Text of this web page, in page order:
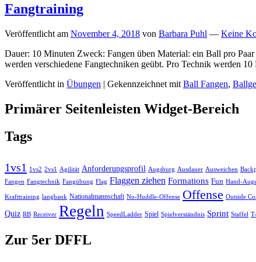
Fangtraining
Veröffentlicht am November 4, 2018 von Barbara Puhl — Keine
Dauer: 10 Minuten Zweck: Fangen üben Material: ein Ball pro
werden verschiedene Fangtechniken geübt. Pro Technik werden 10
Veröffentlicht in Übungen | Gekennzeichnet mit Ball Fangen,
Primärer Seitenleisten Widget-Bereich
Tags
1vs1 1vs2 2vs1 Agilität Anforderungsprofil Augsburg Ausdauer Ausweichen
Fangen Fangtechnik Fangübung Flag Flaggen ziehen Formations Fun Hand-
Krafttraining langbank Nationalmannschaft No-Huddle-Offense Offense Outside
Quiz RB Receiver Regeln SpeedLadder Spiel Spielverständnis Sprint Staffel
Zur 5er DFFL